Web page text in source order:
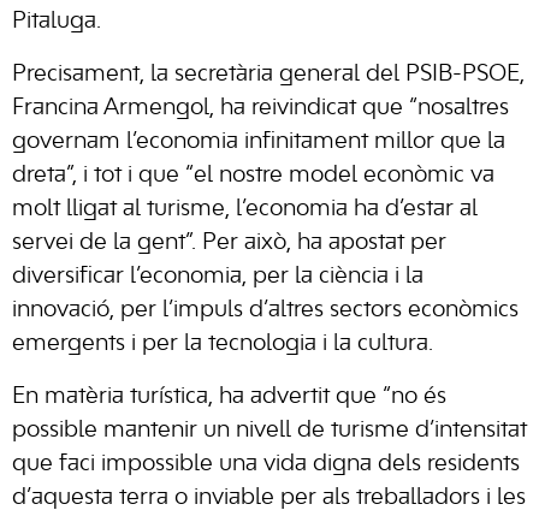
Pitaluga.
Precisament, la secretària general del PSIB-PSOE,
Francina Armengol, ha reivindicat que “nosaltres
governam l’economia infinitament millor que la
dreta”, i tot i que “el nostre model econòmic va
molt lligat al turisme, l’economia ha d’estar al
servei de la gent”. Per això, ha apostat per
diversificar l’economia, per la ciència i la
innovació, per l’impuls d’altres sectors econòmics
emergents i per la tecnologia i la cultura.
En matèria turística, ha advertit que “no és
possible mantenir un nivell de turisme d’intensitat
que faci impossible una vida digna dels residents
d’aquesta terra o inviable per als treballadors i les